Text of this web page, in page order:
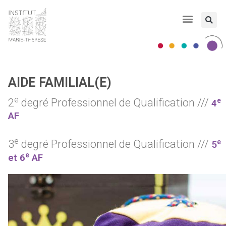
AIDE FAMILIAL(E)
2e degré Professionnel de Qualification /// 4e
AF
3e degré Professionnel de Qualification /// 5e
et 6e AF